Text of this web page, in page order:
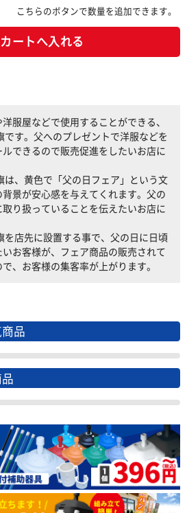
こちらのボタンで数量を追加できます。
カートへ入れる
服屋などで使用することができる、
す。父へのプレゼントで洋服などを
できるので販売促進をしたいお店に
は、黄色で「父の日フェア」という文
景が安心感を与えてくれます。父の
り扱っていることを伝えたいお店に
を店先に設置する事で、父の日に日頃
お客様が、フェア商品の販売されて
、お客様の集客率が上がります。
品